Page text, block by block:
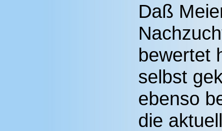
Daß
bewertet
selbst
ebenso
die